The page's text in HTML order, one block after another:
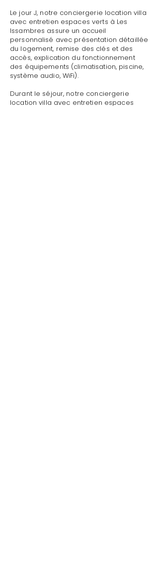
Le jour J, notre conciergerie location villa
avec entretien espaces verts à Les
Issambres assure un accueil
personnalisé avec présentation détaillée
du logement, remise des clés et des
accès, explication du fonctionnement
des équipements (climatisation, piscine,
système audio, WiFi).
Durant le séjour, notre conciergerie
location villa avec entretien espaces